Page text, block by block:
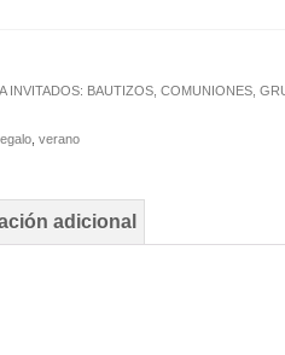
INVITADOS: BAUTIZOS, COMUNIONES,
,verano
adicional